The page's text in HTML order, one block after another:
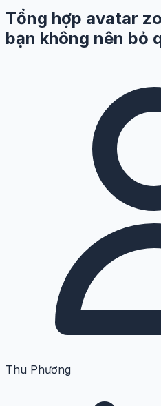
Tổng hợp avatar
bạn không nên bỏ
Thu Phương